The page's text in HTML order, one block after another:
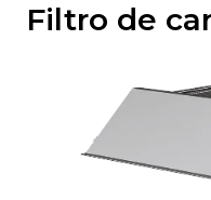
Filtro de